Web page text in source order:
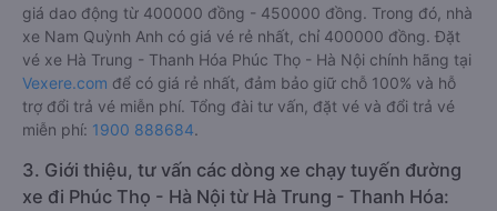
giá dao động từ 400000 đồng - 450000 đồng. Trong đó, nhà
xe Nam Quỳnh Anh có giá vé rẻ nhất, chỉ 400000 đồng. Đặt
vé xe Hà Trung - Thanh Hóa Phúc Thọ - Hà Nội chính hãng tại
Vexere.com để có giá rẻ nhất, đảm bảo giữ chỗ 100% và hỗ
trợ đổi trả vé miễn phí. Tổng đài tư vấn, đặt vé và đổi trả vé
miễn phí: 1900 888684.
3. Giới thiệu, tư vấn các dòng xe chạy tuyến đường
xe đi Phúc Thọ - Hà Nội từ Hà Trung - Thanh Hóa: